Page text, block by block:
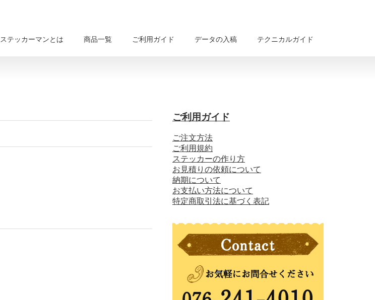
ステッカーマンとは 商品一覧 ご利用ガイド データの入稿 テクニカルガイド
ご利用ガイド
ご注文方法
ご利用規約
ステッカーの作り方
お見積りの依頼について
納期について
お支払い方法について
特定商取引法に基づく表記